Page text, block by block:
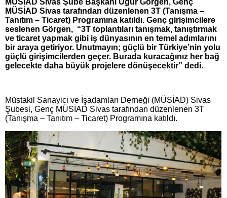
MÜSİAD Sivas Şube Başkanı Uğur Görgen, Genç
MÜSİAD Sivas tarafından düzenlenen 3T (Tanışma –
Tanıtım – Ticaret) Programına katıldı. Genç girişimcilere
seslenen Görgen, “3T toplantıları tanışmak, tanıştırmak
ve ticaret yapmak gibi iş dünyasının en temel adımlarını
bir araya getiriyor. Unutmayın; güçlü bir Türkiye’nin yolu
güçlü girişimcilerden geçer. Burada kuracağınız her bağ
gelecekte daha büyük projelere dönüşecektir” dedi.
Müstakil Sanayici ve İşadamları Derneği (MÜSİAD) Sivas
Şubesi, Genç MÜSİAD Sivas tarafından düzenlenen 3T
(Tanışma – Tanıtım – Ticaret) Programına katıldı.